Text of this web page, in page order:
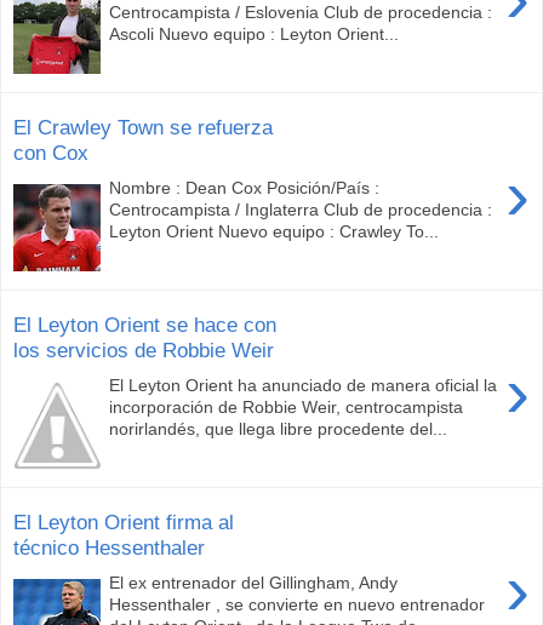
Centrocampista / Eslovenia Club de procedencia :
Ascoli Nuevo equipo : Leyton Orient...
El Crawley Town se refuerza
con Cox
›
Nombre : Dean Cox Posición/País :
Centrocampista / Inglaterra Club de procedencia :
Leyton Orient Nuevo equipo : Crawley To...
El Leyton Orient se hace con
los servicios de Robbie Weir
›
El Leyton Orient ha anunciado de manera oficial la
incorporación de Robbie Weir, centrocampista
norirlandés, que llega libre procedente del...
El Leyton Orient firma al
técnico Hessenthaler
›
El ex entrenador del Gillingham, Andy
Hessenthaler , se convierte en nuevo entrenador